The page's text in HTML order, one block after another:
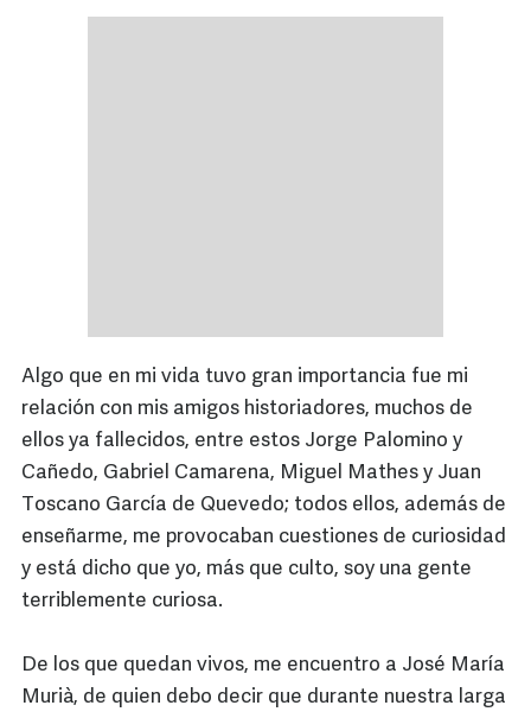
Algo que en mi vida tuvo gran importancia fue mi
relación con mis amigos historiadores, muchos de
ellos ya fallecidos, entre estos Jorge Palomino y
Cañedo, Gabriel Camarena, Miguel Mathes y Juan
Toscano García de Quevedo; todos ellos, además de
enseñarme, me provocaban cuestiones de curiosidad
y está dicho que yo, más que culto, soy una gente
terriblemente curiosa.
De los que quedan vivos, me encuentro a José María
Murià, de quien debo decir que durante nuestra larga